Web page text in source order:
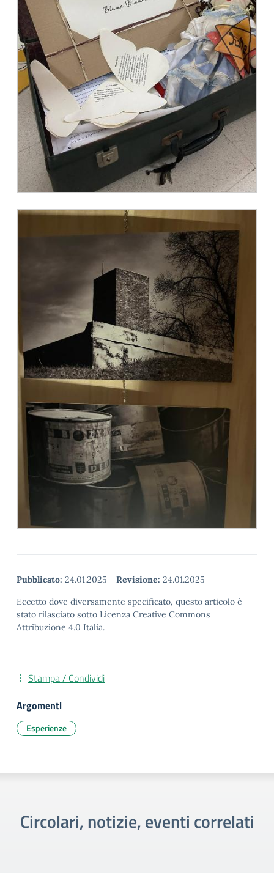
Pubblicato: 24.01.2025 - Revisione: 24.01.2025
Eccetto dove diversamente specificato, questo articolo è
stato rilasciato sotto Licenza Creative Commons
Attribuzione 4.0 Italia.
Stampa / Condividi
Argomenti
Esperienze
Circolari, notizie, eventi correlati